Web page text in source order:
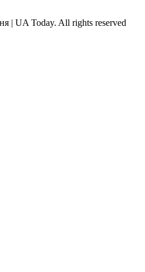
| UA Today. All rights reserved